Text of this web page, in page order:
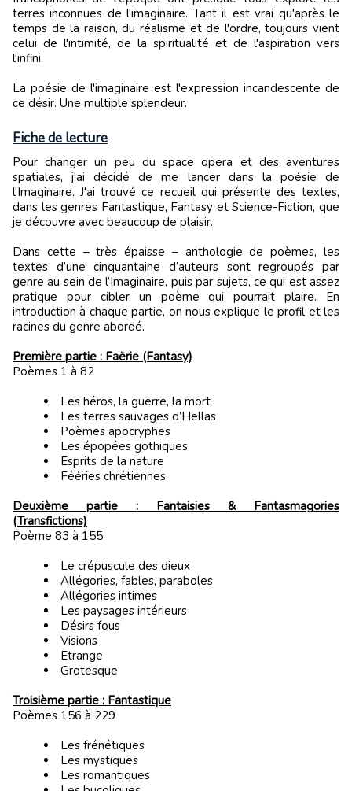
terres inconnues de l'imaginaire. Tant il est vrai qu'après le
temps de la raison, du réalisme et de l'ordre, toujours vient
celui de l'intimité, de la spiritualité et de l'aspiration vers
l'infini.
La poésie de l'imaginaire est l'expression incandescente de
ce désir. Une multiple splendeur.
Fiche de lecture
Pour changer un peu du space opera et des aventures
spatiales, j'ai décidé de me lancer dans la poésie de
l'Imaginaire. J'ai trouvé ce recueil qui présente des textes,
dans les genres Fantastique, Fantasy et Science-Fiction, que
je découvre avec beaucoup de plaisir.
Dans cette – très épaisse – anthologie de poèmes, les
textes d’une cinquantaine d’auteurs sont regroupés par
genre au sein de l’Imaginaire, puis par sujets, ce qui est assez
pratique pour cibler un poème qui pourrait plaire. En
introduction à chaque partie, on nous explique le profil et les
racines du genre abordé.
Première partie : Faërie (Fantasy)
Poèmes 1 à 82
Les héros, la guerre, la mort
Les terres sauvages d’Hellas
Poèmes apocryphes
Les épopées gothiques
Esprits de la nature
Fééries chrétiennes
Deuxième partie : Fantaisies & Fantasmagories
(Transfictions)
Poème 83 à 155
Le crépuscule des dieux
Allégories, fables, paraboles
Allégories intimes
Les paysages intérieurs
Désirs fous
Visions
Etrange
Grotesque
Troisième partie : Fantastique
Poèmes 156 à 229
Les frénétiques
Les mystiques
Les romantiques